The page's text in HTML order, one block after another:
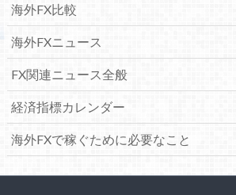
海外FX比較
海外FXニュース
FX関連ニュース全般
経済指標カレンダー
海外FXで稼ぐために必要なこと